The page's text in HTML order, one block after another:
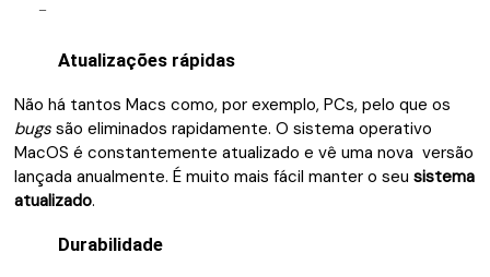
–
Atualizações rápidas
Não há tantos Macs como, por exemplo, PCs, pelo que os
bugs são eliminados rapidamente. O sistema operativo
MacOS é constantemente atualizado e vê uma nova versão
lançada anualmente. É muito mais fácil manter o seusistema
atualizado.
Durabilidade